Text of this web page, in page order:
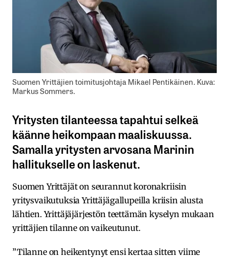
Suomen Yrittäjien toimitusjohtaja Mikael Pentikäinen. Kuva:
Markus Sommers.
Yritysten tilanteessa tapahtui selkeä
käänne heikompaan maaliskuussa.
Samalla yritysten arvosana Marinin
hallitukselle on laskenut.
Suomen Yrittäjät on seurannut koronakriisin
yritysvaikutuksia Yrittäjägallupeilla kriisin alusta
lähtien. Yrittäjäjärjestön teettämän kyselyn mukaan
yrittäjien tilanne on vaikeutunut.
”Tilanne on heikentynyt ensi kertaa sitten viime